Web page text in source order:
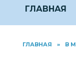
ГЛАВНАЯ
ГЛАВНАЯ » В